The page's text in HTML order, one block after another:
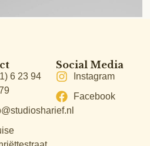
6 23 94
Social Media
Instagram
Facebook